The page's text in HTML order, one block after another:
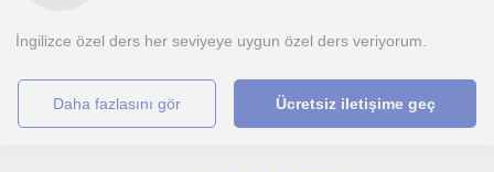
İngilizce özel ders her seviyeye uygun özel ders veriyorum.
daha fazlasını gör Ücretsiz iletişime geç